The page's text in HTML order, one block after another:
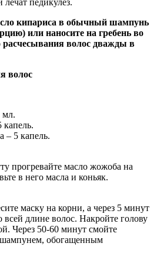
педикулез.
кипариса в обычный шампунь
или наносите на гребень во
расчесывания волос дважды в
волос
мл.
капель.
– 5 капель.
прогревайте масло жожоба на
в него масла и коньяк.
маску на корни, а через 5 минут
всей длине волос. Накройте голову
Через 50-60 минут смойте
шампунем, обогащенным